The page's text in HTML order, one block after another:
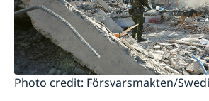
förnamn och efternamn för
SOS-International, Euro-Center &
Assistance
Studier i Polen
Svenska skolan i Warszawa
Svenskt medborgarskap
Photo credit: Försvarsmakten/